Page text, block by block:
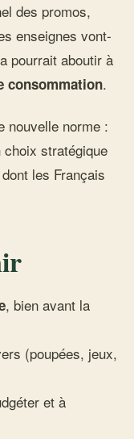
des promos,
enseignes vont-
pourrait aboutir à
consommation.
nouvelle norme :
choix stratégique
les Français
, bien avant la
(poupées, jeux,
et à